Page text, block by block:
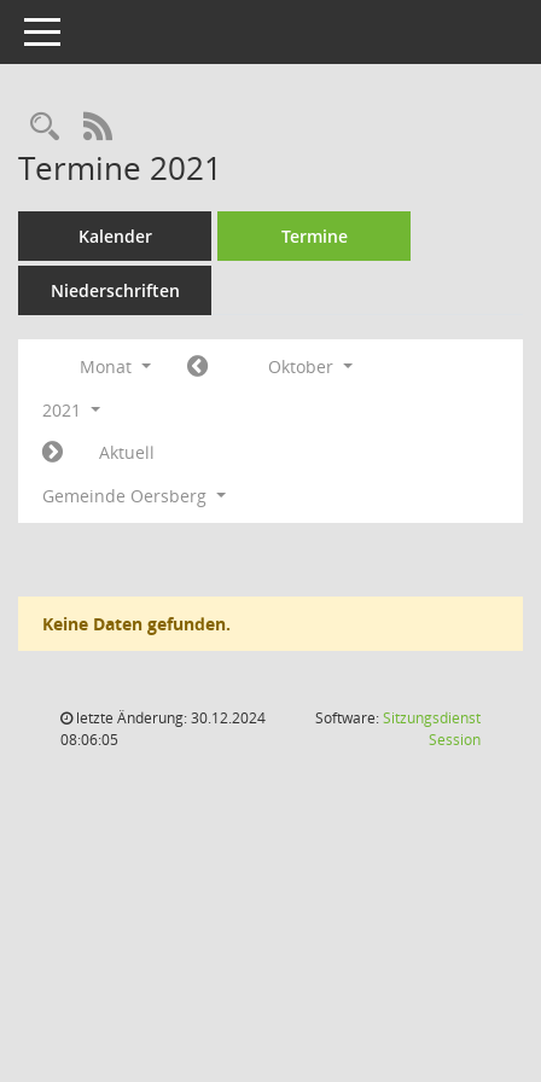
Toggle navigation
Rechercheauswahl
RSS-Feed
Termine 2021
Kalender Termine
Niederschriften
Monat
Oktober
2021
Aktuell
Gemeinde Oersberg
Keine Daten gefunden.
letzte Änderung: 30.12.2024
08:06:05
Software:Sitzungsdienst
Session(Wird in